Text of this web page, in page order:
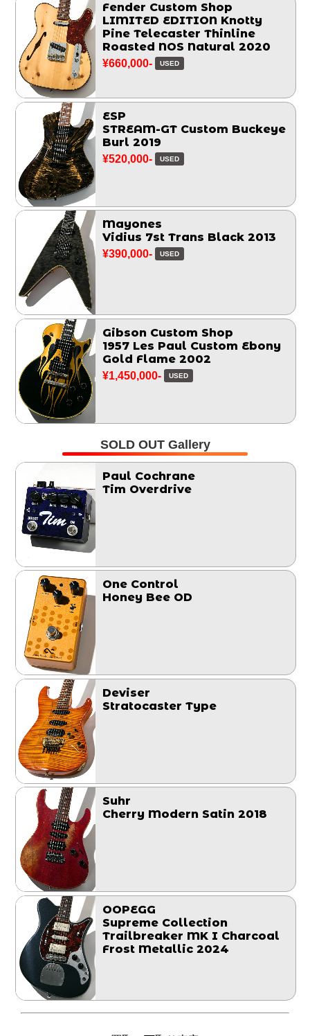
Fender Custom Shop
LIMITED EDITION Knotty
Pine Telecaster Thinline
Roasted NOS Natural 2020
¥660,000- USED
ESP
STREAM-GT Custom Buckeye
Burl 2019
¥520,000- USED
Mayones
Vidius 7st Trans Black 2013
¥390,000- USED
Gibson Custom Shop
1957 Les Paul Custom Ebony
Gold Flame 2002
¥1,450,000- USED
SOLD OUT Gallery
Paul Cochrane
Tim Overdrive
One Control
Honey Bee OD
Deviser
Stratocaster Type
Suhr
Cherry Modern Satin 2018
OOPEGG
Supreme Collection
Trailbreaker MK I Charcoal
Frost Metallic 2024